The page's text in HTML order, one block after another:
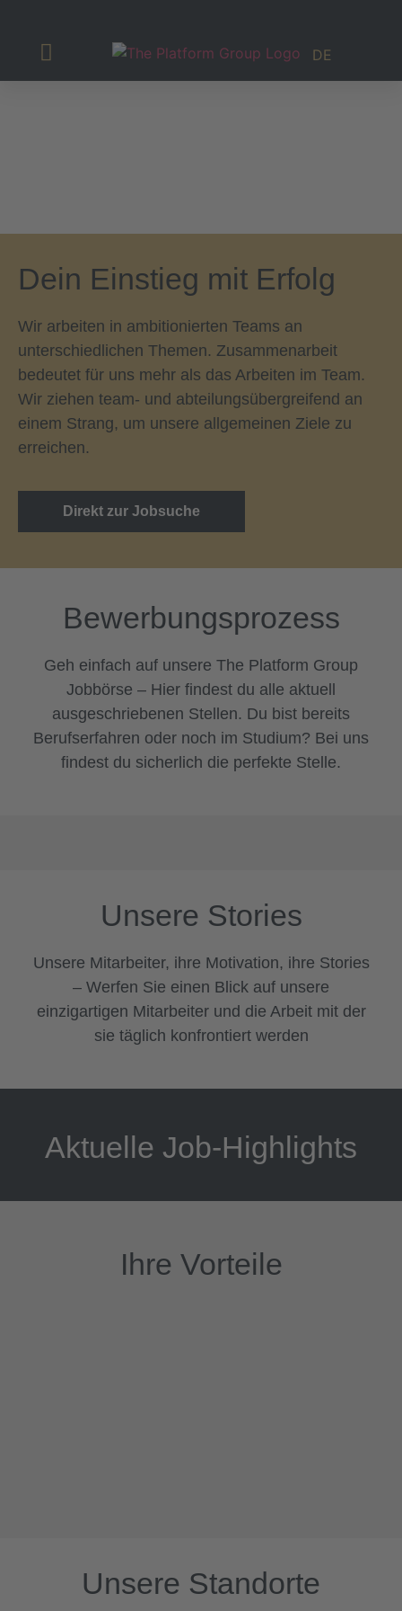
DE
Dein Einstieg mit Erfolg
Wir arbeiten in ambitionierten Teams an
unterschiedlichen Themen. Zusammenarbeit
bedeutet für uns mehr als das Arbeiten im Team.
Wir ziehen team- und abteilungsübergreifend an
einem Strang, um unsere allgemeinen Ziele zu
erreichen.
Direkt zur Jobsuche
Bewerbungsprozess
Geh einfach auf unsere The Platform Group
Jobbörse – Hier findest du alle aktuell
ausgeschriebenen Stellen. Du bist bereits
Berufserfahren oder noch im Studium? Bei uns
findest du sicherlich die perfekte Stelle.
Unsere Stories
Unsere Mitarbeiter, ihre Motivation, ihre Stories
– Werfen Sie einen Blick auf unsere
einzigartigen Mitarbeiter und die Arbeit mit der
sie täglich konfrontiert werden
Aktuelle Job-Highlights
Ihre Vorteile
Unsere Standorte